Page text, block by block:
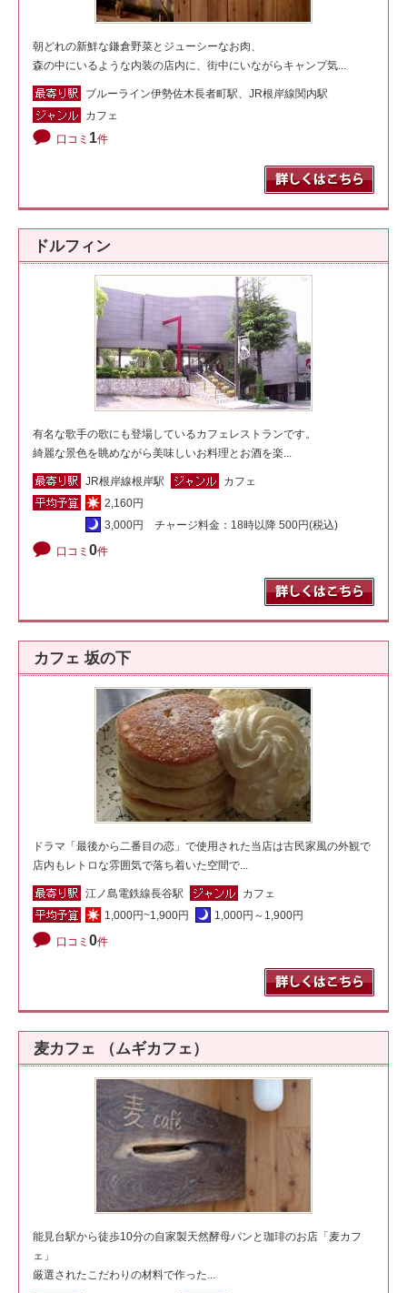
朝どれの新鮮な鎌倉野菜とジューシーなお肉、
森の中にいるような内装の店内に、街中にいながらキャンプ気...
ブルーライン伊勢佐木長者町駅、JR根岸線関内駅
カフェ
口コミ 1件
ドルフィン
有名な歌手の歌にも登場しているカフェレストランです。
綺麗な景色を眺めながら美味しいお料理とお酒を楽...
JR根岸線根岸駅
カフェ
2,160円
3,000円 チャージ料金：18時以降 500円(税込)
口コミ 0件
カフェ 坂の下
ドラマ「最後から二番目の恋」で使用された当店は古民家風の外観で
店内もレトロな雰囲気で落ち着いた空間で...
江ノ島電鉄線長谷駅
カフェ
1,000円~1,900円
1,000円～1,900円
口コミ 0件
麦カフェ （ムギカフェ）
能見台駅から徒歩10分の自家製天然酵母パンと珈琲のお店「麦カフ
ェ」
厳選されたこだわりの材料で作った...